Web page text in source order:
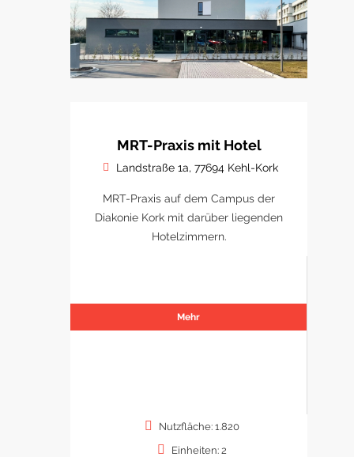
MRT-Praxis mit Hotel
Landstraße 1a, 77694 Kehl-Kork
MRT-Praxis auf dem Campus der
Diakonie Kork mit darüber liegenden
Hotelzimmern.
Mehr
Nutzfläche: 1.820
Einheiten: 2